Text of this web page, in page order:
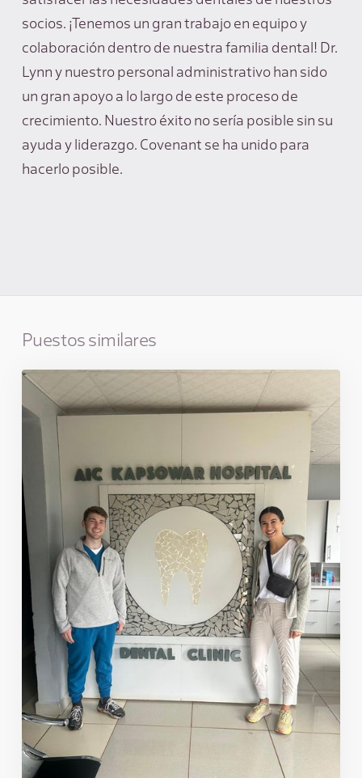
socios. ¡Tenemos un gran trabajo en equipo y
colaboración dentro de nuestra familia dental! Dr.
Lynn y nuestro personal administrativo han sido
un gran apoyo a lo largo de este proceso de
crecimiento. Nuestro éxito no sería posible sin su
ayuda y liderazgo. Covenant se ha unido para
hacerlo posible.
Puestos similares